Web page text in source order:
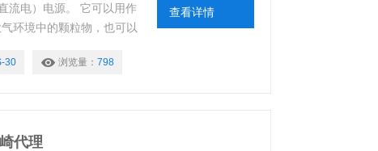
流电）电源。 它可以用作
环境中的颗粒物，也可以
30 浏览量： 798
查看详情
代理